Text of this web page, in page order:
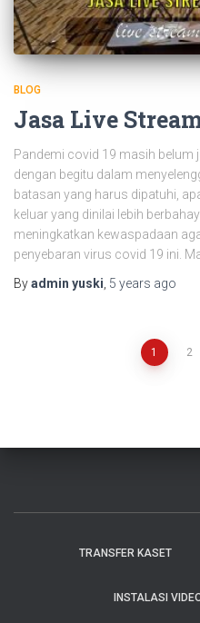
BLOG
Jasa Live
Pandemi covid 19 masih belum
dengan begitu dalam
batasan yang harus dipatuhi,
keluar yang dinilai lebih
meningkatkan kewaspadaan
penyebaran virus covid 19 ini.
Byadmin yuski 5 years ago
1 2
TRANSFER KASET
INSTALASI